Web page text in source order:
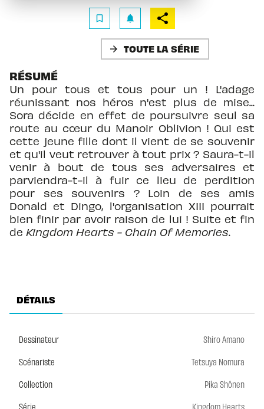
bookmark_border notifications
arrow_forward TOUTE LA SÉRIE
RÉSUMÉ
Un pour tous et tous pour un ! L'adage
réunissant nos héros n'est plus de mise...
Sora décide en effet de poursuivre seul sa
route au cœur du Manoir Oblivion ! Qui est
cette jeune fille dont il vient de se souvenir
et qu'il veut retrouver à tout prix ? Saura-t-il
venir à bout de tous ses adversaires et
parviendra-t-il à fuir ce lieu de perdition
pour ses souvenirs ? Loin de ses amis
Donald et Dingo, l'organisation XIII pourrait
bien finir par avoir raison de lui ! Suite et fin
de Kingdom Hearts - Chain Of Memories.
DÉTAILS
Dessinateur
Shiro Amano
Scénariste
Tetsuya Nomura
Collection
Pika Shônen
Série
Kingdom Hearts